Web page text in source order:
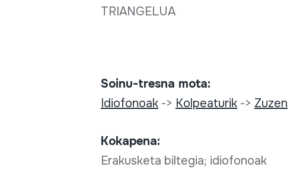
TRIANGELUA
Soinu-tresna mota:
Idiofonoak-> Kolpeaturik-> Zuzen
Kokapena:
Erakusketa biltegia; idiofonoak